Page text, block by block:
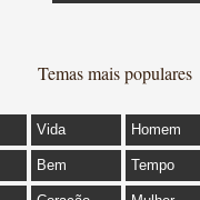
Temas mais populares
Vida Homem
Bem Tempo